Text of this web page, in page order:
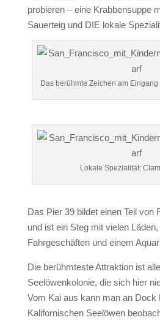
probieren – eine Krabbensuppe
Sauerteig und DIE lokale
Das berühmte Zeichen am
Lokale Spezialität:
Das Pier 39 bildet einen Teil von
und ist ein Steg mit vielen
Fahrgeschäften und einem
Die berühmteste Attraktion ist
Seelöwenkolonie, die sich hier
Vom Kai aus kann man an Dock
Kalifornischen Seelöwen